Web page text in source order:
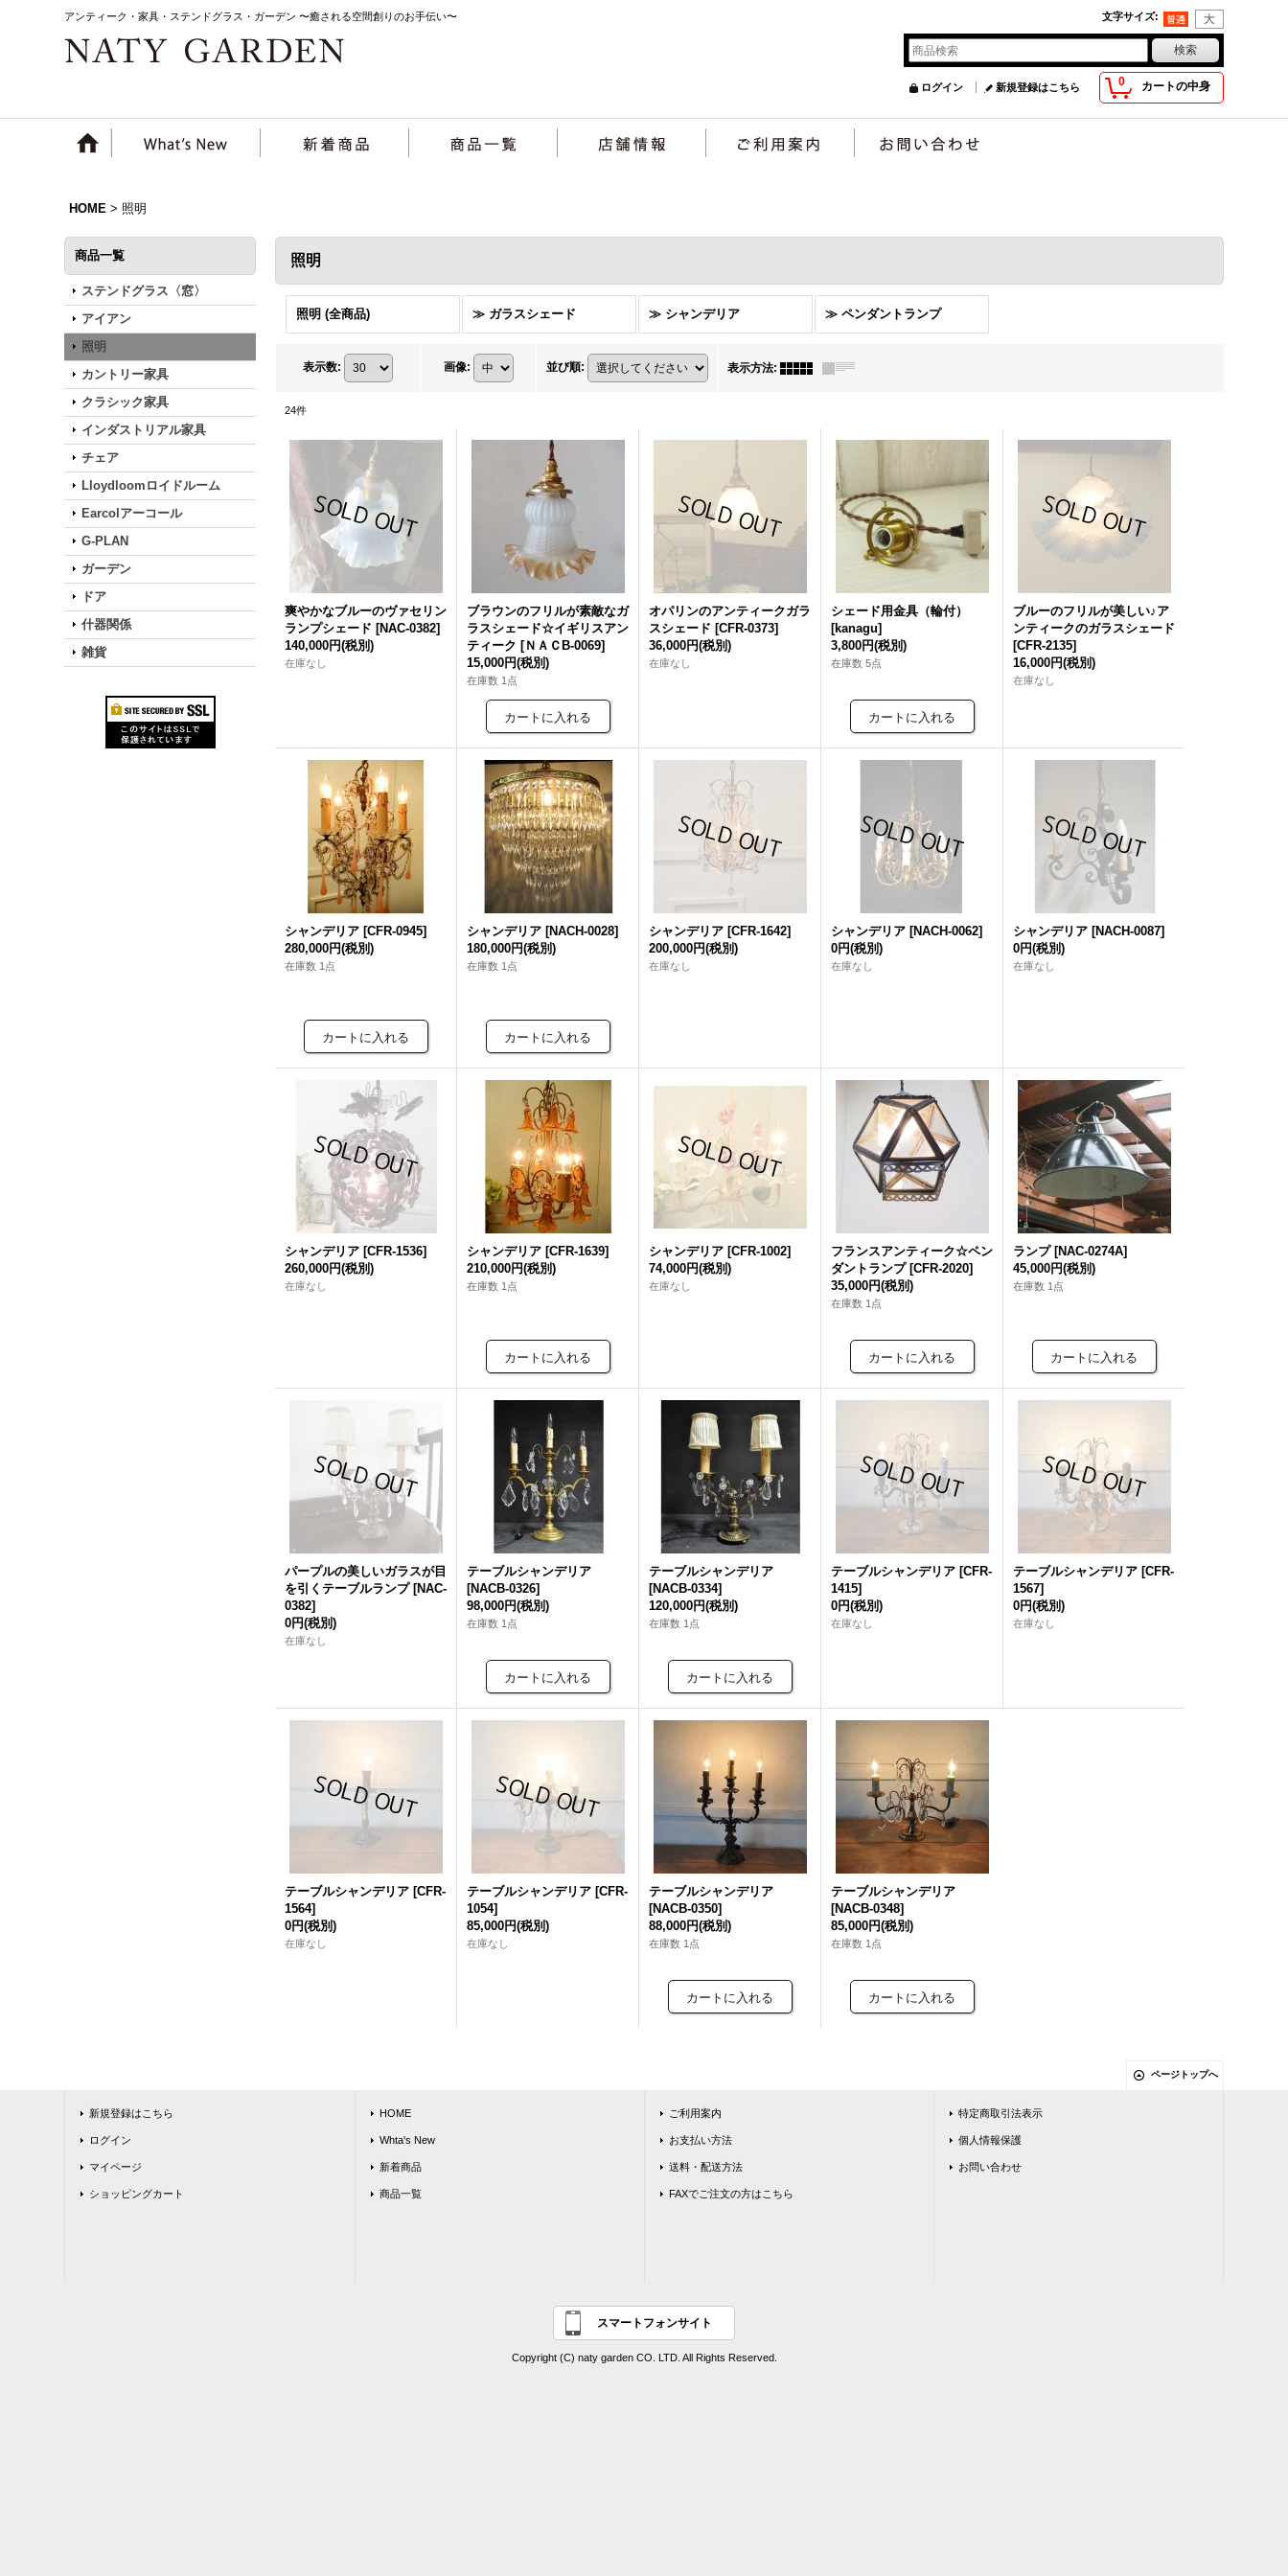
アンティーク・家具・ステンドグラス・ガーデン 〜癒される空間創りのお手伝い〜 文字サイズ:
0 カートの中身
ログイン 新規登録はこちら
HOME > 照明
商品一覧
ステンドグラス〈窓〉
アイアン
照明
カントリー家具
クラシック家具
インダストリアル家具
チェア
Lloydloomロイドルーム
Earcolアーコール
G-PLAN
ガーデン
ドア
什器関係
雑貨
照明
照明 (全商品) ≫ ガラスシェード ≫ シャンデリア ≫ ペンダントランプ
表示数: 画像: 並び順: 表示方法:
24件
爽やかなブルーのヴァセリン
ランプシェード [NAC-0382]
140,000円(税別)
在庫なし
ブラウンのフリルが素敵なガ
ラスシェード☆イギリスアン
ティーク [ＮＡＣB-0069]
15,000円(税別)
在庫数 1点
オパリンのアンティークガラ
スシェード [CFR-0373]
36,000円(税別)
在庫なし
シェード用金具（輪付）
[kanagu]
3,800円(税別)
在庫数 5点
ブルーのフリルが美しい♪ア
ンティークのガラスシェード
[CFR-2135]
16,000円(税別)
在庫なし
シャンデリア [CFR-0945]
280,000円(税別)
在庫数 1点
シャンデリア [NACH-0028]
180,000円(税別)
在庫数 1点
シャンデリア [CFR-1642]
200,000円(税別)
在庫なし
シャンデリア [NACH-0062]
0円(税別)
在庫なし
シャンデリア [NACH-0087]
0円(税別)
在庫なし
シャンデリア [CFR-1536]
260,000円(税別)
在庫なし
シャンデリア [CFR-1639]
210,000円(税別)
在庫数 1点
シャンデリア [CFR-1002]
74,000円(税別)
在庫なし
フランスアンティーク☆ペン
ダントランプ [CFR-2020]
35,000円(税別)
在庫数 1点
ランプ [NAC-0274A]
45,000円(税別)
在庫数 1点
パープルの美しいガラスが目
を引くテーブルランプ [NAC-
0382]
0円(税別)
在庫なし
テーブルシャンデリア
[NACB-0326]
98,000円(税別)
在庫数 1点
テーブルシャンデリア
[NACB-0334]
120,000円(税別)
在庫数 1点
テーブルシャンデリア [CFR-
1415]
0円(税別)
在庫なし
テーブルシャンデリア [CFR-
1567]
0円(税別)
在庫なし
テーブルシャンデリア [CFR-
1564]
0円(税別)
在庫なし
テーブルシャンデリア [CFR-
1054]
85,000円(税別)
在庫なし
テーブルシャンデリア
[NACB-0350]
88,000円(税別)
在庫数 1点
テーブルシャンデリア
[NACB-0348]
85,000円(税別)
在庫数 1点
ページトップへ
新規登録はこちら
ログイン
マイページ
ショッピングカート
HOME
Whta's New
新着商品
商品一覧
ご利用案内
お支払い方法
送料・配送方法
FAXでご注文の方はこちら
特定商取引法表示
個人情報保護
お問い合わせ
スマートフォンサイト
Copyright (C) naty garden CO. LTD. All Rights Reserved.